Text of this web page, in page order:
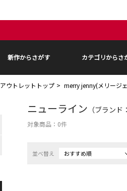
新作からさがす カテゴリからさ
アウトレットトップ merry jenny(メリージ
ニューライン （ブラン
対象商品： 0件
並べ替え おすすめ順